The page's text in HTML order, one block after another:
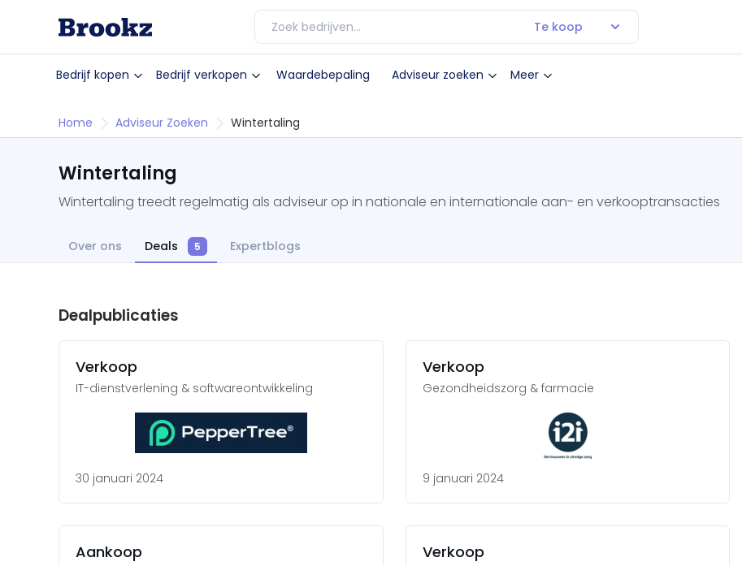
Te koop
Bedrijf kopen Bedrijf verkopen Waardebepaling Adviseur zoeken Meer
Home Adviseur Zoeken Wintertaling
Wintertaling
Wintertaling treedt regelmatig als adviseur op in nationale en internationale aan- en verkooptransacties
Over ons Deals 5 Expertblogs
Dealpublicaties
Verkoop
IT-dienstverlening & softwareontwikkeling
30 januari 2024
Verkoop
Gezondheidszorg & farmacie
9 januari 2024
Aankoop Verkoop